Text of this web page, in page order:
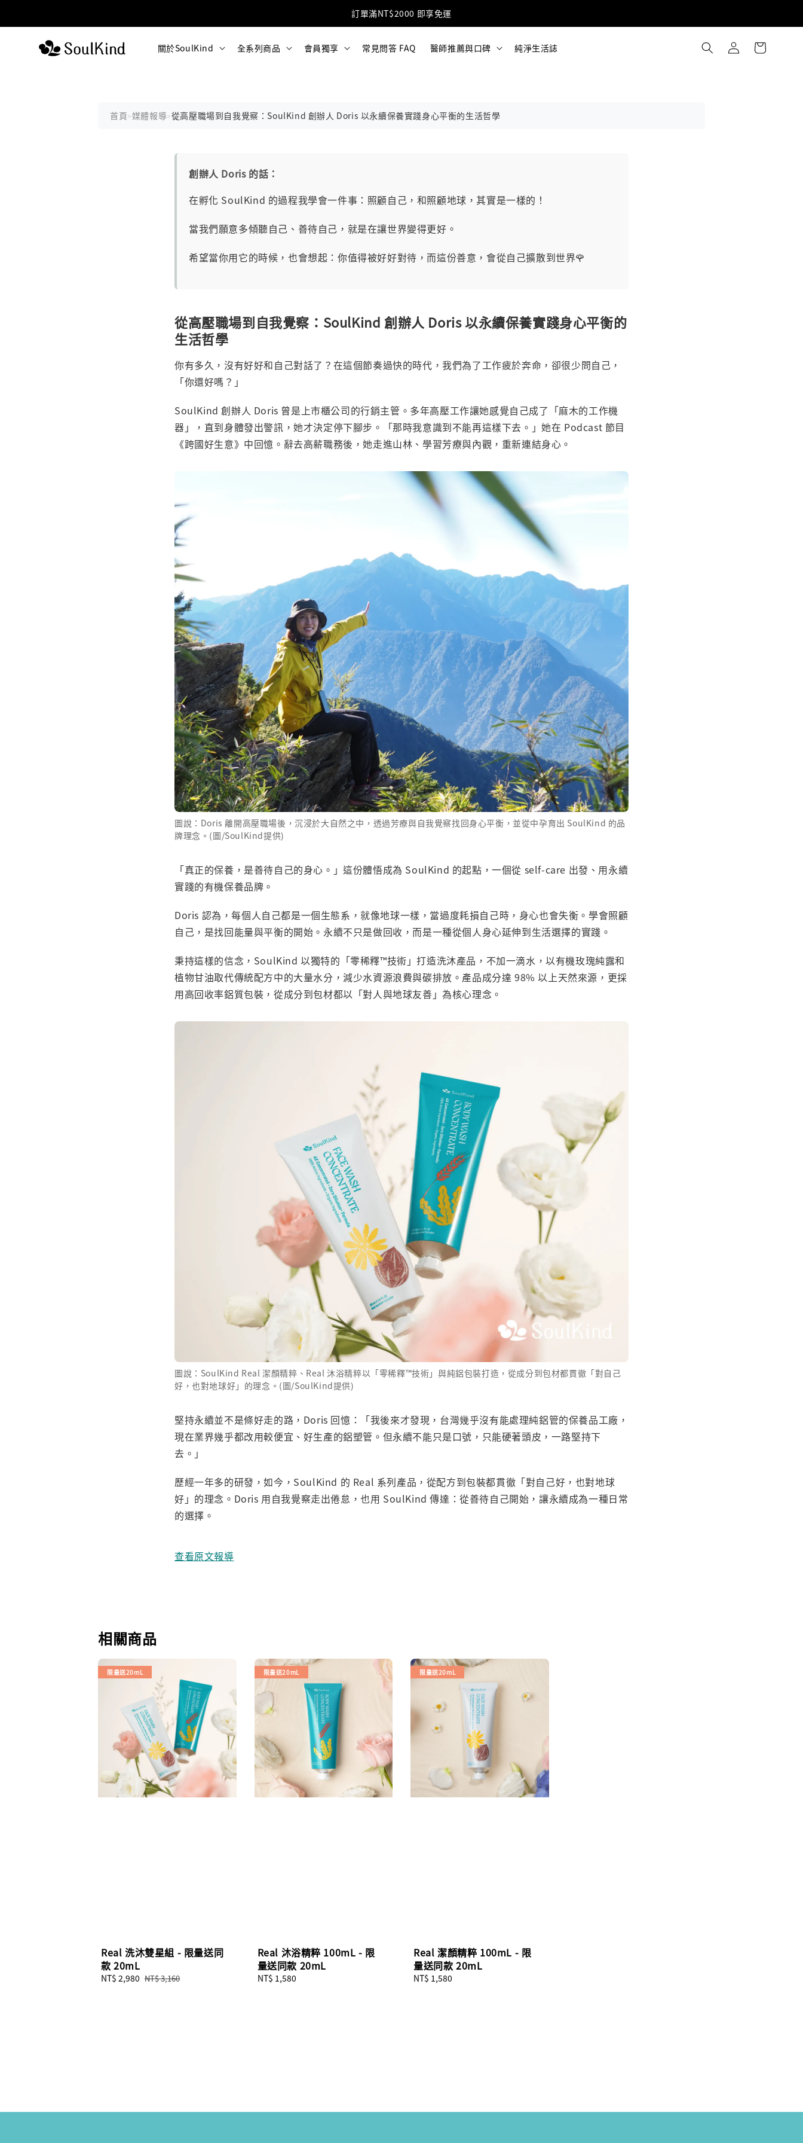
訂單滿NT$2000 即享免運
關於SoulKind 全系列商品 會員獨享 常見問答 FAQ 醫師推薦與口碑 純淨生活誌
首頁>媒體報導>從高壓職場到自我覺察：SoulKind 創辦人 Doris 以永續保養實踐身心平衡的生活哲學
創辦人 Doris 的話：
在孵化 SoulKind 的過程我學會一件事：照顧自己，和照顧地球，其實是一樣的！
當我們願意多傾聽自己、善待自己，就是在讓世界變得更好。
希望當你用它的時候，也會想起：你值得被好好對待，而這份善意，會從自己擴散到世界🌹
從高壓職場到自我覺察：SoulKind 創辦人 Doris 以永續保養實踐身心平衡的
生活哲學
你有多久，沒有好好和自己對話了？在這個節奏過快的時代，我們為了工作疲於奔命，卻很少問自己，
「你還好嗎？」
SoulKind 創辦人 Doris 曾是上市櫃公司的行銷主管。多年高壓工作讓她感覺自己成了「麻木的工作機
器」，直到身體發出警訊，她才決定停下腳步。「那時我意識到不能再這樣下去。」她在 Podcast 節目
《跨國好生意》中回憶。辭去高薪職務後，她走進山林、學習芳療與內觀，重新連結身心。
圖說：Doris 離開高壓職場後，沉浸於大自然之中，透過芳療與自我覺察找回身心平衡，並從中孕育出 SoulKind 的品
牌理念。(圖/SoulKind提供)
「真正的保養，是善待自己的身心。」這份體悟成為 SoulKind 的起點，一個從 self-care 出發、用永續
實踐的有機保養品牌。
Doris 認為，每個人自己都是一個生態系，就像地球一樣，當過度耗損自己時，身心也會失衡。學會照顧
自己，是找回能量與平衡的開始。永續不只是做回收，而是一種從個人身心延伸到生活選擇的實踐。
秉持這樣的信念，SoulKind 以獨特的「零稀釋™技術」打造洗沐產品，不加一滴水，以有機玫瑰純露和
植物甘油取代傳統配方中的大量水分，減少水資源浪費與碳排放。產品成分達 98% 以上天然來源，更採
用高回收率鋁質包裝，從成分到包材都以「對人與地球友善」為核心理念。
圖說：SoulKind Real 潔顏精粹、Real 沐浴精粹以「零稀釋™技術」與純鋁包裝打造，從成分到包材都貫徹「對自己
好，也對地球好」的理念。(圖/SoulKind提供)
堅持永續並不是條好走的路，Doris 回憶：「我後來才發現，台灣幾乎沒有能處理純鋁管的保養品工廠，
現在業界幾乎都改用較便宜、好生產的鋁塑管。但永續不能只是口號，只能硬著頭皮，一路堅持下
去。」
歷經一年多的研發，如今，SoulKind 的 Real 系列產品，從配方到包裝都貫徹「對自己好，也對地球
好」的理念。Doris 用自我覺察走出倦怠，也用 SoulKind 傳達：從善待自己開始，讓永續成為一種日常
的選擇。
查看原文報導
相關商品
限量送20mL
Real 洗沐雙星組 - 限量送同
款 20mL
Sale
NT$ 2,980 Regular
NT$ 3,160
限量送20mL
Real 沐浴精粹 100mL - 限
量送同款 20mL
Regular
NT$ 1,580
限量送20mL
Real 潔顏精粹 100mL - 限
量送同款 20mL
Regular
NT$ 1,580